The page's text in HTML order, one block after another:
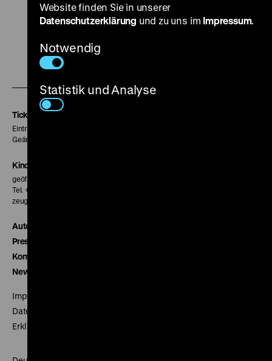
InstagramFacebook
Tickets
Eintritt 5 €
Geänderte Preise sind im Programm vermerkt.
Kinokasse
geöffnet 30 Minuten vor Beginn der ersten Vorstellung
Tel. + 49 30 20304-770
zeughauskino@dhm.de
Autor*innen
Presse
Kontakt
Newsletter
Impressum
Datenschutz
Erklärung digitale Barrierefreiheit
Website finden Sie in unserer
Datenschutzerklärung und zu uns im Impressum.
Notwendig
Statistik und Analyse